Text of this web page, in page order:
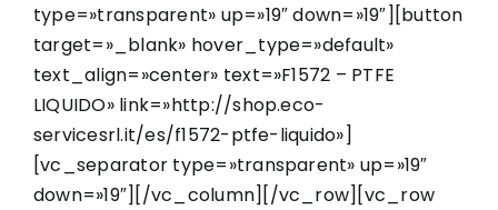
type=»transparent» up=»19″ down=»19″][button
target=»_blank» hover_type=»default»
text_align=»center» text=»F1572 – PTFE
LIQUIDO» link=»http://shop.eco-
servicesrl.it/es/f1572-ptfe-liquido»]
[vc_separator type=»transparent» up=»19″
down=»19″][/vc_column][/vc_row][vc_row